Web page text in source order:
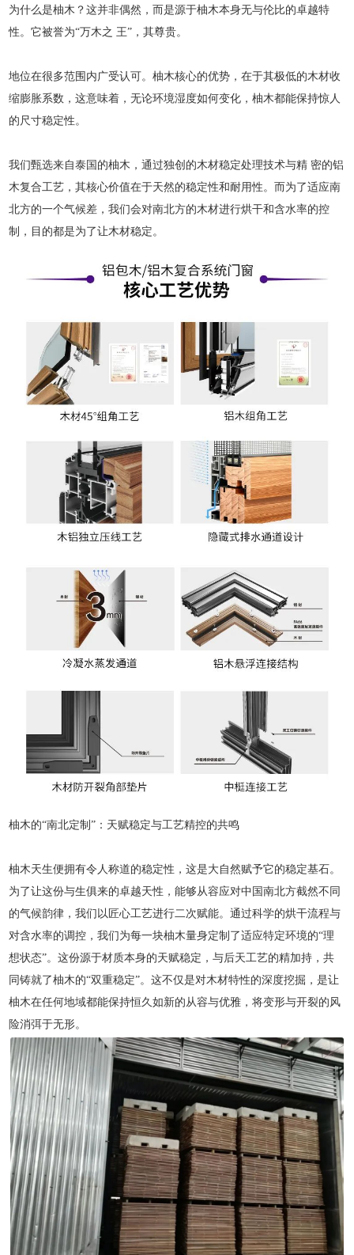
为什么是柚木？这并非偶然，而是源于柚木本身无与伦比的卓越特
性。它被誉为“万木之 王”，其尊贵。
地位在很多范围内广受认可。柚木核心的优势，在于其极低的木材收
缩膨胀系数，这意味着，无论环境湿度如何变化，柚木都能保持惊人
的尺寸稳定性。
我们甄选来自泰国的柚木，通过独创的木材稳定处理技术与精 密的铝
木复合工艺，其核心价值在于天然的稳定性和耐用性。而为了适应南
北方的一个气候差，我们会对南北方的木材进行烘干和含水率的控
制，目的都是为了让木材稳定。
柚木的“南北定制”：天赋稳定与工艺精控的共鸣
柚木天生便拥有令人称道的稳定性，这是大自然赋予它的稳定基石。
为了让这份与生俱来的卓越天性，能够从容应对中国南北方截然不同
的气候韵律，我们以匠心工艺进行二次赋能。通过科学的烘干流程与
对含水率的调控，我们为每一块柚木量身定制了适应特定环境的“理
想状态”。这份源于材质本身的天赋稳定，与后天工艺的精加持，共
同铸就了柚木的“双重稳定”。这不仅是对木材特性的深度挖掘，是让
柚木在任何地域都能保持恒久如新的从容与优雅，将变形与开裂的风
险消弭于无形。